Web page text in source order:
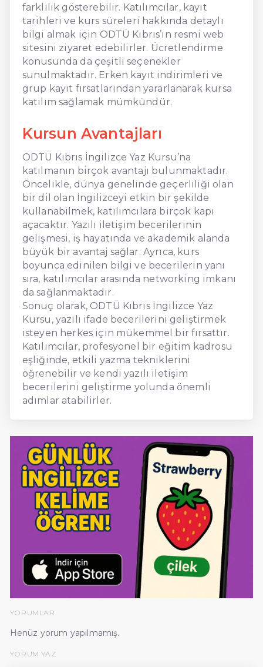
farklılık gösterebilir. Katılımcılar, kayıt
tarihleri ve kurs süreleri hakkında detaylı
bilgi almak için ODTÜ Kıbrıs’ın resmi web
sitesini ziyaret edebilirler. Ücretlendirme
konusunda da çeşitli seçenekler
sunulmaktadır. Erken kayıt indirimleri ve
grup kayıt fırsatlarından yararlanarak kursa
katılım sağlamak mümkündür.
Kursun Avantajları
ODTÜ Kıbrıs İngilizce Yaz Kursu’na
katılmanın birçok avantajı bulunmaktadır.
Öncelikle, dünya genelinde geçerliliği olan
bir dil olan İngilizceyi etkin bir şekilde
kullanabilmek, katılımcılara birçok kapı
açacaktır. Yazılı iletişim becerilerinin
gelişmesi, iş hayatında ve akademik alanda
büyük bir avantaj sağlar. Ayrıca, kurs
boyunca edinilen bilgi ve becerilerin yanı
sıra, katılımcılar arasında networking imkanı
da sağlanmaktadır.
Sonuç olarak, ODTÜ Kıbrıs İngilizce Yaz
Kursu, yazılı ifade becerilerini geliştirmek
isteyen herkes için mükemmel bir fırsattır.
Katılımcılar, profesyonel bir eğitim kadrosu
eşliğinde, etkili yazma tekniklerini
öğrenebilir ve kendi yazılı iletişim
becerilerini geliştirme yolunda önemli
adımlar atabilirler.
YORUMLAR
Henüz yorum yapılmamış.
YORUM YAZ